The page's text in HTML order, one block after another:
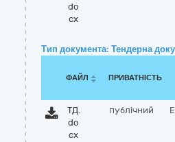
do
cx
Тип документа: Тендерна
ФАЙЛ ПРИВАТНІСТЬ
ТД.
do
cx
публічний